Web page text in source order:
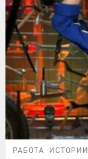
РАБОТА ИСТОРИИ